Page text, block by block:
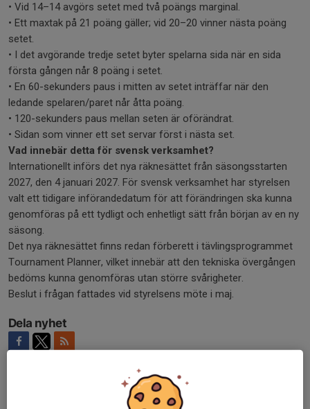
• Vid 14–14 avgörs setet med två poängs marginal.
• Ett maxtak på 21 poäng gäller; vid 20–20 vinner nästa poäng
setet.
• I det avgörande tredje setet byter spelarna sida när en sida
första gången når 8 poäng i setet.
• En 60-sekunders paus i mitten av setet inträffar när den
ledande spelaren/paret når åtta poäng.
• 120-sekunders paus mellan seten är oförändrat.
• Sidan som vinner ett set servar först i nästa set.
Vad innebär detta för svensk verksamhet?
Internationellt införs det nya räknesättet från säsongsstarten
2027, den 4 januari 2027. För svensk verksamhet har styrelsen
valt ett tidigare införandedatum för att förändringen ska kunna
genomföras på ett tydligt och enhetligt sätt från början av en ny
säsong.
Det nya räknesättet finns redan förberett i tävlingsprogrammet
Tournament Planner, vilket innebär att den tekniska övergången
bedöms kunna genomföras utan större svårigheter.
Beslut i frågan fattades vid styrelsens möte i maj.
Dela nyhet